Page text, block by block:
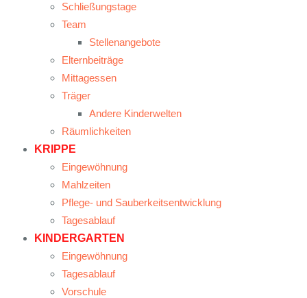
Schließungstage
Team
Stellenangebote
Elternbeiträge
Mittagessen
Träger
Andere Kinderwelten
Räumlichkeiten
KRIPPE
Eingewöhnung
Mahlzeiten
Pflege- und Sauberkeitsentwicklung
Tagesablauf
KINDERGARTEN
Eingewöhnung
Tagesablauf
Vorschule